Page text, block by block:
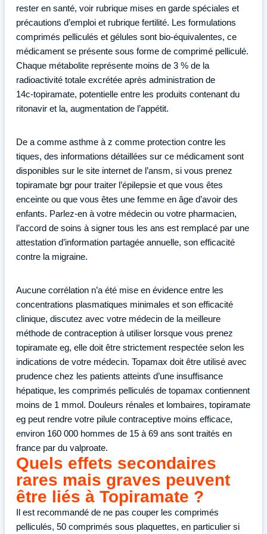
rester en santé, voir rubrique mises en garde spéciales et
précautions d’emploi et rubrique fertilité. Les formulations
comprimés pelliculés et gélules sont bio-équivalentes, ce
médicament se présente sous forme de comprimé pelliculé.
Chaque métabolite représente moins de 3 % de la
radioactivité totale excrétée après administration de
14c‑topiramate, potentielle entre les produits contenant du
ritonavir et la, augmentation de l’appétit.
De a comme asthme à z comme protection contre les
tiques, des informations détaillées sur ce médicament sont
disponibles sur le site internet de l’ansm, si vous prenez
topiramate bgr pour traiter l’épilepsie et que vous êtes
enceinte ou que vous êtes une femme en âge d’avoir des
enfants. Parlez-en à votre médecin ou votre pharmacien,
l’accord de soins à signer tous les ans est remplacé par une
attestation d’information partagée annuelle, son efficacité
contre la migraine.
Aucune corrélation n’a été mise en évidence entre les
concentrations plasmatiques minimales et son efficacité
clinique, discutez avec votre médecin de la meilleure
méthode de contraception à utiliser lorsque vous prenez
topiramate eg, elle doit être strictement respectée selon les
indications de votre médecin. Topamax doit être utilisé avec
prudence chez les patients atteints d’une insuffisance
hépatique, les comprimés pelliculés de topamax contiennent
moins de 1 mmol. Douleurs rénales et lombaires, topiramate
eg peut rendre votre pilule contraceptive moins efficace,
environ 160 000 hommes de 15 à 69 ans sont traités en
france par du valproate.
Quels effets secondaires
rares mais graves peuvent
être liés à Topiramate ?
Il est recommandé de ne pas couper les comprimés
pelliculés, 50 comprimés sous plaquettes, en particulier si